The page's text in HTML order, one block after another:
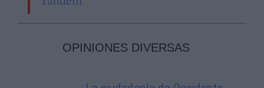
OPINIONES DIVERSAS